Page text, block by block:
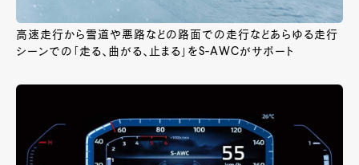
高速走行から雪道や悪路などの路面での走行などあらゆる走行
シーンでの「走る、曲がる、止まる」をS-AWCがサポート